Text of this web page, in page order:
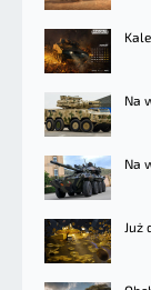
Na
Na
Już